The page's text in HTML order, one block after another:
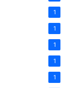
1
1
1
1
1